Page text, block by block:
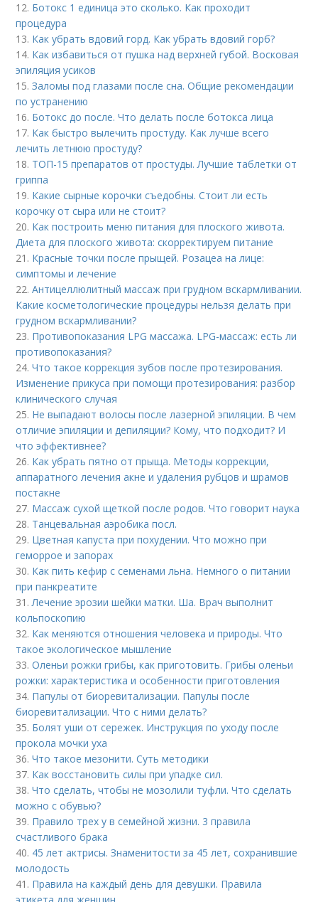
12. Ботокс 1 единица это сколько. Как проходит
процедура
13. Как убрать вдовий горд. Как убрать вдовий горб?
14. Как избавиться от пушка над верхней губой. Восковая
эпиляция усиков
15.Заломы под глазами после сна. Общие рекомендации
по устранению
16. Ботокс до после. Что делать после ботокса лица
17. Как быстро вылечить простуду. Как лучше всего
лечить летнюю простуду?
18. ТОП-15 препаратов от простуды. Лучшие таблетки от
гриппа
19. Какие сырные корочки съедобны. Стоит ли есть
корочку от сыра или не стоит?
20. Как построить меню питания для плоского живота.
Диета для плоского живота: скорректируем питание
21. Красные точки после прыщей. Розацеа на лице:
симптомы и лечение
22.Антицеллюлитный массаж при грудном вскармливании.
Какие косметологические процедуры нельзя делать при
грудном вскармливании?
23. Противопоказания LPG массажа. LPG-массаж: есть ли
противопоказания?
24.Что такое коррекция зубов после протезирования.
Изменение прикуса при помощи протезирования: разбор
клинического случая
25. Не выпадают волосы после лазерной эпиляции. В чем
отличие эпиляции и депиляции? Кому, что подходит? И
что эффективнее?
26. Как убрать пятно от прыща. Методы коррекции,
аппаратного лечения акне и удаления рубцов и шрамов
постакне
27. Массаж сухой щеткой после родов. Что говорит наука
28. Танцевальная аэробика посл.
29. Цветная капуста при похудении. Что можно при
геморрое и запорах
30. Как пить кефир с семенами льна. Немного о питании
при панкреатите
31.Лечение эрозии шейки матки. Ша. Врач выполнит
кольпоскопию
32. Как меняются отношения человека и природы. Что
такое экологическое мышление
33.Оленьи рожки грибы, как приготовить. Грибы оленьи
рожки: характеристика и особенности приготовления
34. Папулы от биоревитализации. Папулы после
биоревитализации. Что с ними делать?
35. Болят уши от сережек. Инструкция по уходу после
прокола мочки уха
36.Что такое мезонити. Суть методики
37. Как восстановить силы при упадке сил.
38.Что сделать, чтобы не мозолили туфли. Что сделать
можно с обувью?
39. Правило трех у в семейной жизни. 3 правила
счастливого брака
40. 45 лет актрисы. Знаменитости за 45 лет, сохранившие
молодость
41. Правила на каждый день для девушки. Правила